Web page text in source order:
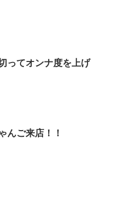
ってオンナ度を上げ
んご来店！！